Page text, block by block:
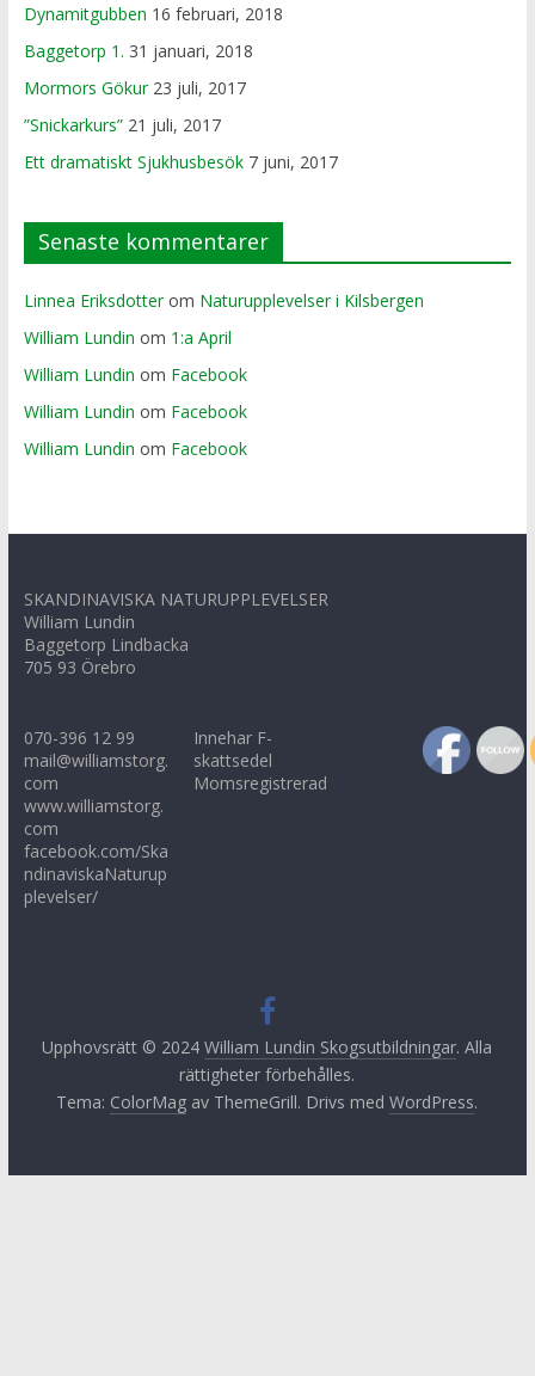
Dynamitgubben 16 februari, 2018
Baggetorp 1. 31 januari, 2018
Mormors Gökur 23 juli, 2017
”Snickarkurs” 21 juli, 2017
Ett dramatiskt Sjukhusbesök 7 juni, 2017
Senaste kommentarer
Linnea Eriksdotterom Naturupplevelser i Kilsbergen
William Lundin om 1:a April
William Lundin om Facebook
William Lundin om Facebook
William Lundin om Facebook
SKANDINAVISKA NATURUPPLEVELSER
William Lundin
Baggetorp Lindbacka
705 93 Örebro
070-396 12 99
mail@williamstorg.
com
www.williamstorg.
com
facebook.com/Ska
ndinaviskaNaturup
plevelser/
Innehar F-
skattsedel
Momsregistrerad
Upphovsrätt © 2024William Lundin Skogsutbildningar. Alla
rättigheter förbehålles.
Tema: ColorMag av ThemeGrill. Drivs medWordPress.